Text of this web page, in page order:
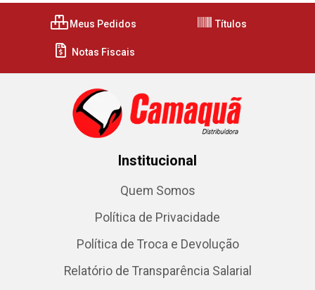
Meus Pedidos Títulos
Notas Fiscais
Institucional
Quem Somos
Política de Privacidade
Política de Troca e Devolução
Relatório de Transparência Salarial